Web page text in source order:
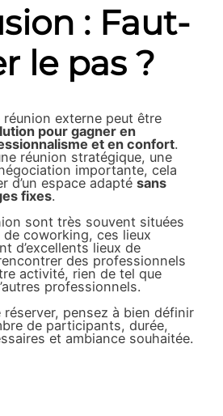
: Faut-
le pas ?
réunion externe peut être
pour gagner en
et en confort.
réunion stratégique, une
importante, cela
d’un espace adapté sans
fixes.
sont très souvent situées
coworking, ces lieux
d’excellents lieux de
des professionnels
activité, rien de tel que
professionnels.
réserver, pensez à bien définir
de participants, durée,
et ambiance souhaitée.